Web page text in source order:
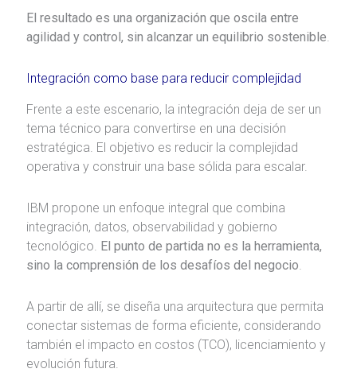
El resultado es una organización que oscila entre
agilidad y control, sin alcanzar un equilibrio sostenible.
Integración como base para reducir complejidad
Frente a este escenario, la integración deja de ser un
tema técnico para convertirse en una decisión
estratégica. El objetivo es reducir la complejidad
operativa y construir una base sólida para escalar.
IBM propone un enfoque integral que combina
integración, datos, observabilidad y gobierno
tecnológico. El punto de partida no es la herramienta,
sino la comprensión de los desafíos del negocio
A partir de allí, se diseña una arquitectura que permita
conectar sistemas de forma eficiente, considerando
también el impacto en costos (TCO), licenciamiento y
evolución futura.